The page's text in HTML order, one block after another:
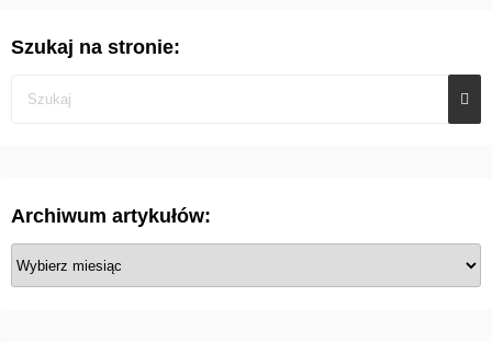
Szukaj na stronie:
Archiwum artykułów:
A
r